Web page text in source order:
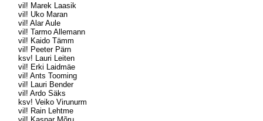
vil! Marek Laasik
vil! Uko Maran
vil! Alar Aule
vil! Tarmo Allemann
vil! Kaido Tämm
vil! Peeter Pärn
ksv! Lauri Leiten
vil! Erki Laidmäe
vil! Ants Tooming
vil! Lauri Bender
vil! Ardo Säks
ksv! Veiko Virunurm
vil! Rain Lehtme